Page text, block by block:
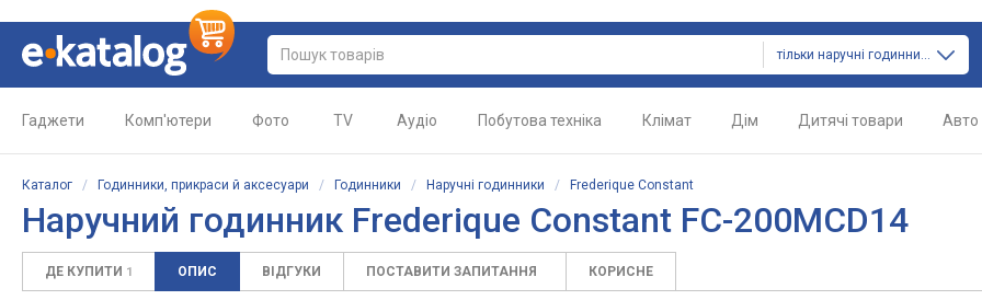
тільки наручні годинники
Гаджети Комп'ютери Фото TV Аудіо Побутова техніка Клімат Дім Дитячі товари Авто
Каталог / Годинники, прикраси й аксесуари / Годинники / Наручні годинники / Frederique Constant
Наручний годинник Frederique Constant FC-200MCD14
ДЕ КУПИТИ 1 ОПИС ВІДГУКИ ПОСТАВИТИ ЗАПИТАННЯ КОРИСНЕ